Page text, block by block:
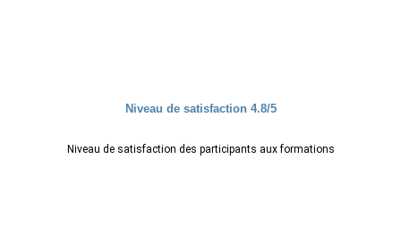
Niveau de satisfaction 4.8/5
Niveau de satisfaction des participants aux formations